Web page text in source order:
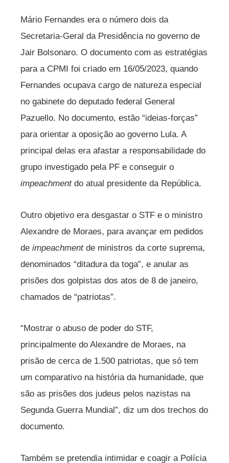
Mário Fernandes era o número dois da
Secretaria-Geral da Presidência no governo de
Jair Bolsonaro. O documento com as estratégias
para a CPMI foi criado em 16/05/2023, quando
Fernandes ocupava cargo de natureza especial
no gabinete do deputado federal General
Pazuello. No documento, estão “ideias-forças”
para orientar a oposição ao governo Lula. A
principal delas era afastar a responsabilidade do
grupo investigado pela PF e conseguir o
impeachmentdo atual presidente da República.
Outro objetivo era desgastar o STF e o ministro
Alexandre de Moraes, para avançar em pedidos
de impeachmentde ministros da corte suprema,
denominados “ditadura da toga”, e anular as
prisões dos golpistas dos atos de 8 de janeiro,
chamados de “patriotas”.
“Mostrar o abuso de poder do STF,
principalmente do Alexandre de Moraes, na
prisão de cerca de 1.500 patriotas, que só tem
um comparativo na história da humanidade, que
são as prisões dos judeus pelos nazistas na
Segunda Guerra Mundial”, diz um dos trechos do
documento.
Também se pretendia intimidar e coagir a Polícia